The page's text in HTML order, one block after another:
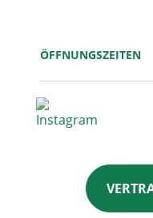
ÖFFNUNGSZEITEN